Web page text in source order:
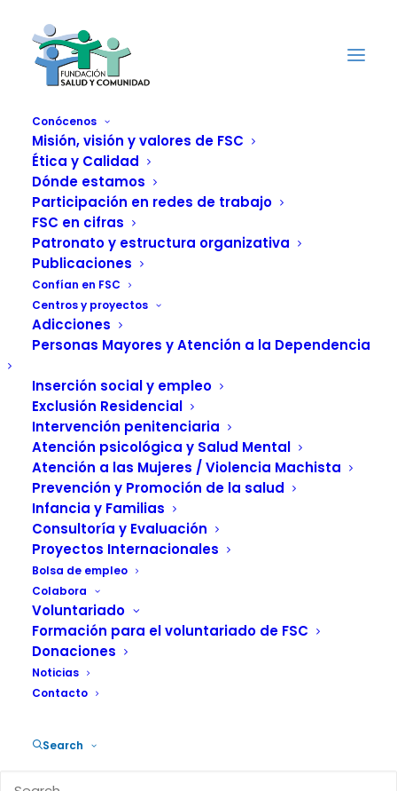
Conócenos
Misión, visión y valores de FSC
Ética y Calidad
Dónde estamos
Participación en redes de trabajo
FSC en cifras
Patronato y estructura organizativa
Publicaciones
Confían en FSC
Centros y proyectos
Adicciones
Personas Mayores y Atención a la Dependencia
Inserción social y empleo
Exclusión Residencial
Intervención penitenciaria
Atención psicológica y Salud Mental
Atención a las Mujeres / Violencia Machista
Prevención y Promoción de la salud
Infancia y Familias
Consultoría y Evaluación
Proyectos Internacionales
Bolsa de empleo
Colabora
Voluntariado
Formación para el voluntariado de FSC
Donaciones
Noticias
Contacto
Search
Jóvenes del “CAM
Sopuerta” se suman
a la carrera solidaria
Korrika y refuerzan
su integración social
en Bizkaia
7 MAYO, 2026 | INACTUALIDAD
FUNDACIÓN SALUD Y COMUNIDAD
El pasado 26 de marzo, un grupo de
adolescentes de la Residencia de
Atención a Menores Migrantes No
Acompañados “CAM Sopuerta”, en
Korrika, la emblemática carrera
euskera a través de todo el territorio. La